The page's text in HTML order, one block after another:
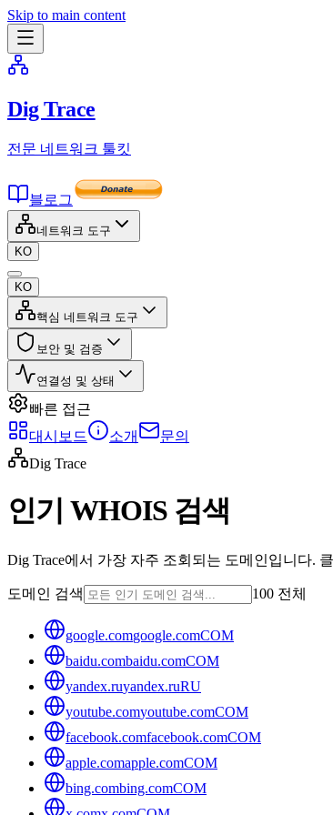
Skip to main content
Dig Trace
전문 네트워크 툴킷
블로그
네트워크 도구
KO
KO
핵심 네트워크 도구
보안 및 검증
연결성 및 상태
빠른 접근
대시보드
소개
문의
Dig Trace
인기 WHOIS 검색
Dig Trace에서 가장 자주 조회되는 도메인입니다.
도메인 검색 100 전체
google.comgoogle.comCOM
baidu.combaidu.comCOM
yandex.ruyandex.ruRU
youtube.comyoutube.comCOM
facebook.comfacebook.comCOM
apple.comapple.comCOM
bing.combing.comCOM